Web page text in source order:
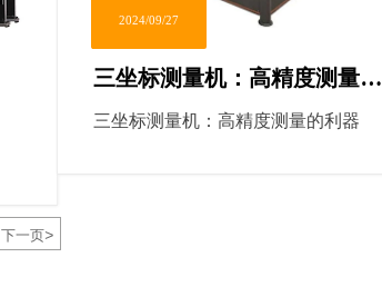
2024/09/27
三坐标测量机：高精度测量的
利器
三坐标测量机：高精度测量的利器
下一页>